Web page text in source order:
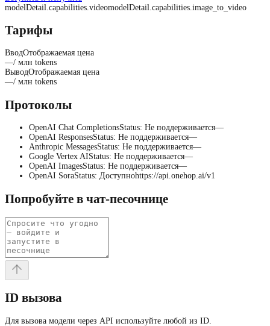
modelDetail.capabilities.videomodelDetail.capabilities.image_to_video
Тарифы
ВводОтображаемая цена
—/ млн tokens
ВыводОтображаемая цена
—/ млн tokens
Протоколы
OpenAI Chat CompletionsStatus: Не поддерживается—
OpenAI ResponsesStatus: Не поддерживается—
Anthropic MessagesStatus: Не поддерживается—
Google Vertex AIStatus: Не поддерживается—
OpenAI ImagesStatus: Не поддерживается—
OpenAI SoraStatus: Доступноhttps://api.onehop.ai/v1
Попробуйте в чат-песочнице
ID вызова
Для вызова модели через API используйте любой из ID.